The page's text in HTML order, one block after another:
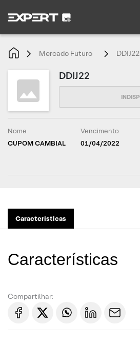
Mercado Futuro DDIJ22
DDIJ22
Nome
CUPOM CAMBIAL
Vencimento
01/04/2022
Características
Características
Compartilhar: